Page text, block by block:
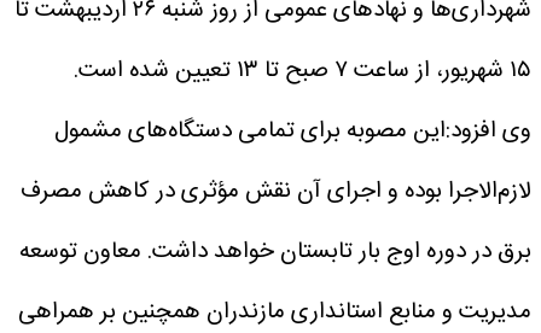
شهرداری‌ها و نهادهای عمومی از روز شنبه ۲۶ اردیبهشت تا
۱۵ شهریور، از ساعت ۷ صبح تا ۱۳ تعیین شده است.
وی افزود:این مصوبه برای تمامی دستگاه‌های مشمول
لازم‌الاجرا بوده و اجرای آن نقش مؤثری در کاهش مصرف
برق در دوره اوج بار تابستان خواهد داشت. معاون توسعه
مدیریت و منابع استانداری مازندران همچنین بر همراهی